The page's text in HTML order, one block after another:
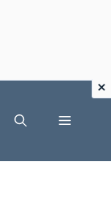
Menu